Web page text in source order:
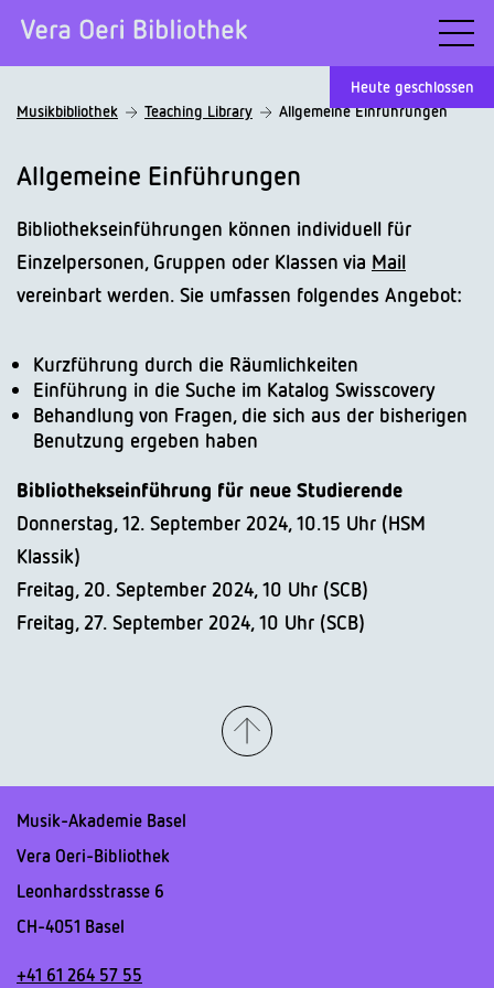
Heute geschlossen
Musikbibliothek
Teaching Library Allgemeine Einführungen
Allgemeine Einführungen
Bibliothekseinführungen können individuell für
Einzelpersonen, Gruppen oder Klassen via Mail
vereinbart werden. Sie umfassen folgendes Angebot:
Kurzführung durch die Räumlichkeiten
Einführung in die Suche im Katalog Swisscovery
Behandlung von Fragen, die sich aus der bisherigen
Benutzung ergeben haben
Bibliothekseinführung für neue Studierende
Donnerstag, 12. September 2024, 10.15 Uhr (HSM
Klassik)
Freitag, 20. September 2024, 10 Uhr (SCB)
Freitag, 27. September 2024, 10 Uhr (SCB)
Musik-Akademie Basel
Vera Oeri-Bibliothek
Leonhardsstrasse 6
CH-4051 Basel
+41 61 264 57 55